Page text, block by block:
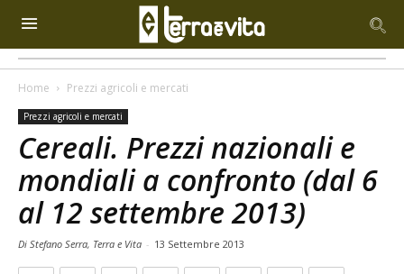
Home Prezzi agricoli e mercati
Prezzi agricoli e mercati
Cereali. Prezzi nazionali e
mondiali a confronto (dal 6
al 12 settembre 2013)
Di Stefano Serra, Terra e Vita - 13 Settembre 2013